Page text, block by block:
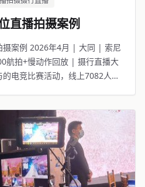
直播拍摄案例
摄案例 2026年4月 | 大同 | 索尼
航拍+慢动作回放 | 摄行直播大
电竞比赛活动，线上7082人观